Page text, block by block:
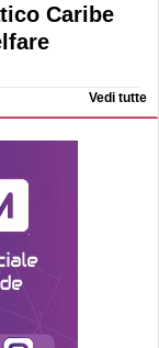
Caribe
Vedi tutte